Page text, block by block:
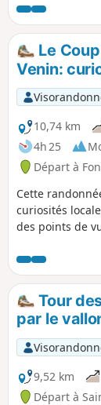
trois dernières
bien voulu
de garage à
Privilégier
avec un départ
9h00, à cause
d'une
les rideaux
garages.
Le
Venin:
10,74 km
4h 25
Départ à
Cette
curiosités
des points de
au pied du
Poya". Les
sont décrits
Visorando et
pour les bons
Tour
par le
9,52 km
Départ à